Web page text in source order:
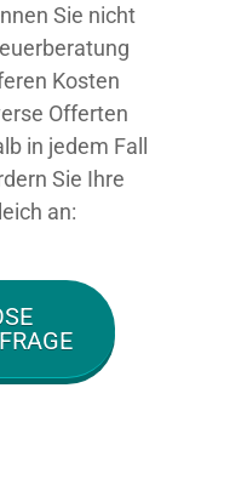
Sie nicht
Kosten
Offerten
in jedem Fall
Sie Ihre
an: